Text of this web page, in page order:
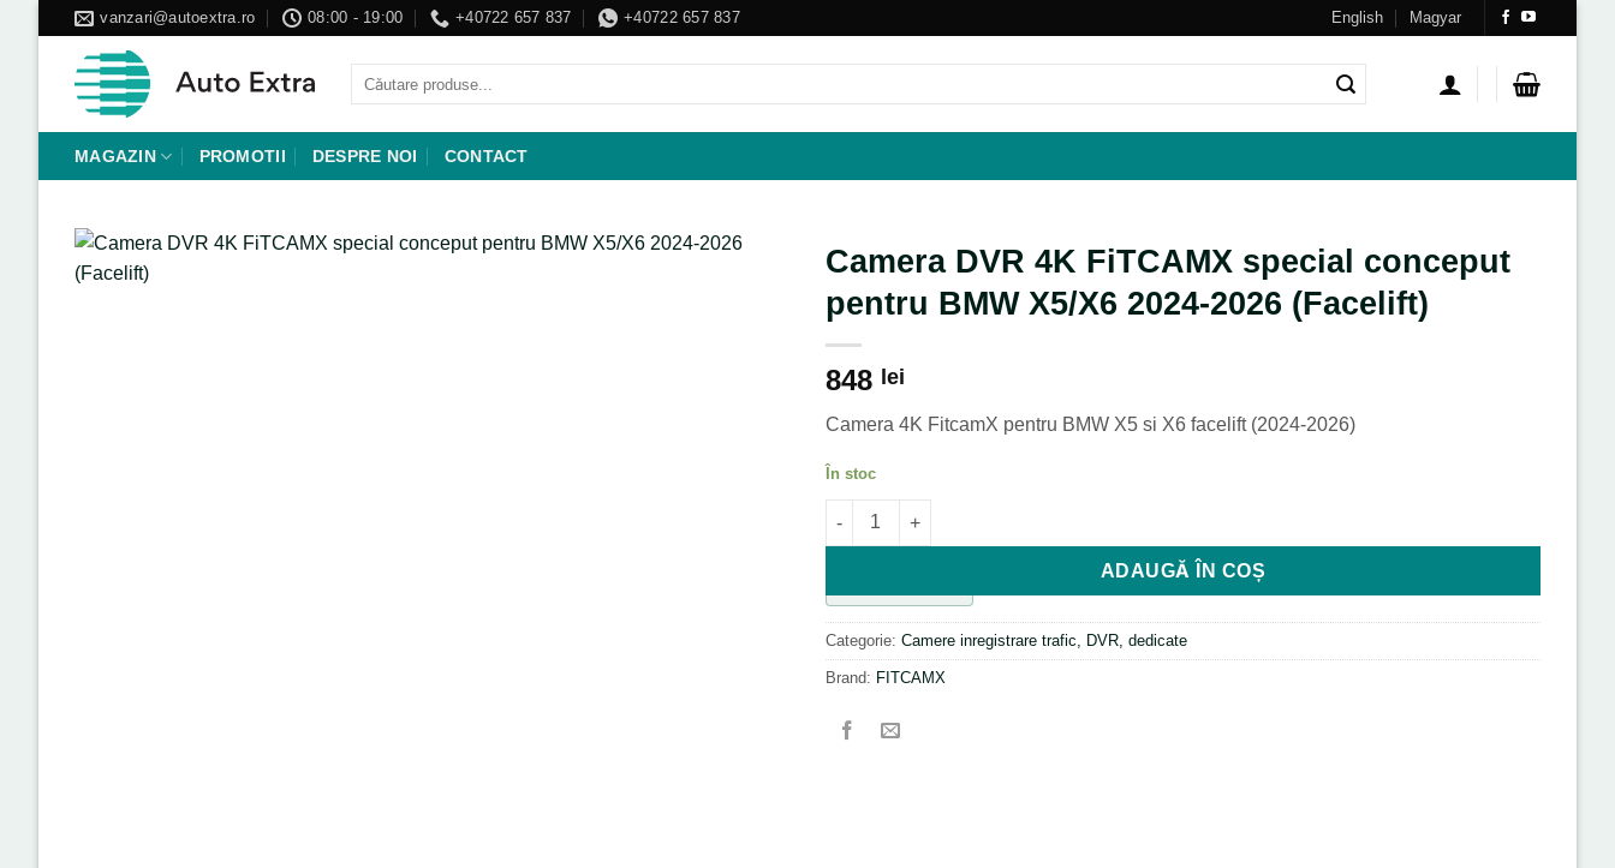
Skip
content
vanzari@autoextra.ro 08:00 - 19:00 +40722 657 837 +40722 657 837 English Magyar
MAGAZIN PROMOTII DESPRE NOI CONTACT
Camera DVR 4K FiTCAMX special conceput
pentru BMW X5/X6 2024-2026 (Facelift)
848 lei
Camera 4K FitcamX pentru BMW X5 si X6 facelift (2024-2026)
În stoc
Cantitate Camera DVR 4K FiTCAMX special conceput pentru BMW X5/X6 2024-2026 (Facelift)
ADAUGĂ ÎN COȘ
Categorie: Camere inregistrare trafic, DVR, dedicate
Brand: FITCAMX